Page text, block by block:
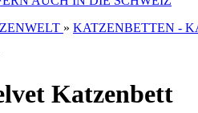
» KATZENBETTEN -
Katzenbett